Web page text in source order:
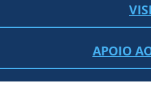
APOIO